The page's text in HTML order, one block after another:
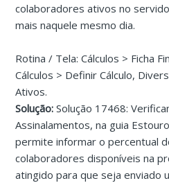
colaboradores ativos no
mais naquele mesmo dia.
Rotina / Tela: Cálculos > Ficha
Cálculos > Definir Cálculo,
Ativos.
Solução:Solução 17468:
Assinalamentos, na guia
permite informar o percentual
colaboradores disponíveis na
atingido para que seja enviado